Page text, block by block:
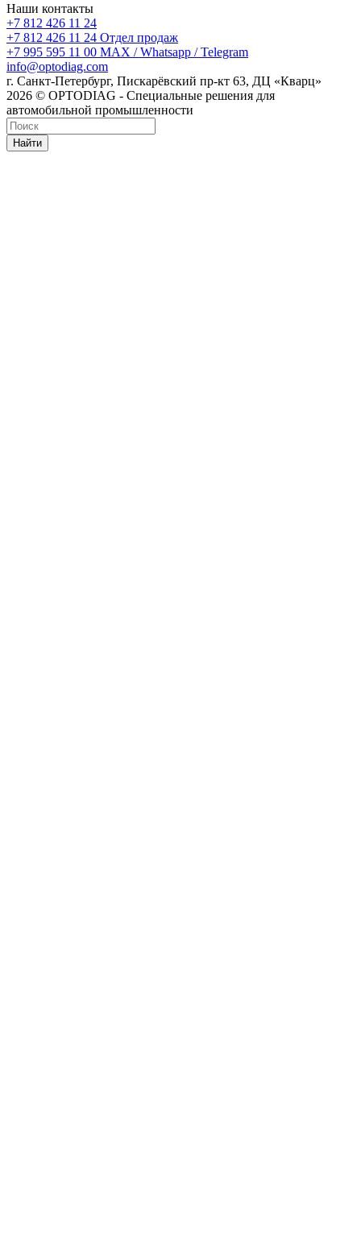
Наши контакты
+7 812 426 11 24
+7 812 426 11 24 Отдел продаж
+7 995 595 11 00 MAX / Whatsapp / Telegram
info@optodiag.com
г. Санкт-Петербург, Пискарёвский пр-кт 63, ДЦ «Кварц»
2026 © OPTODIAG - Специальные решения для
автомобильной промышленности
Найти